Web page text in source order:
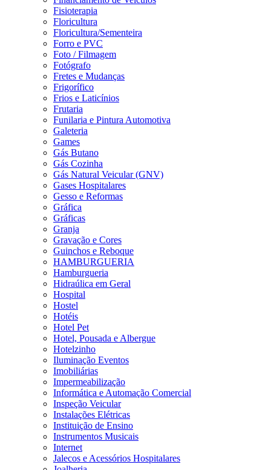
Fisioterapia
Floricultura
Floricultura/Sementeira
Forro e PVC
Foto / Filmagem
Fotógrafo
Fretes e Mudanças
Frigorífico
Frios e Laticínios
Frutaria
Funilaria e Pintura Automotiva
Galeteria
Games
Gás Butano
Gás Cozinha
Gás Natural Veicular (GNV)
Gases Hospitalares
Gesso e Reformas
Gráfica
Gráficas
Granja
Gravação e Cores
Guinchos e Reboque
HAMBURGUERIA
Hamburgueria
Hidraúlica em Geral
Hospital
Hostel
Hotéis
Hotel Pet
Hotel, Pousada e Albergue
Hotelzinho
Iluminação Eventos
Imobiliárias
Impermeabilização
Informática e Automação Comercial
Inspeção Veicular
Instalações Elétricas
Instituição de Ensino
Instrumentos Musicais
Internet
Jalecos e Acessórios Hospitalares